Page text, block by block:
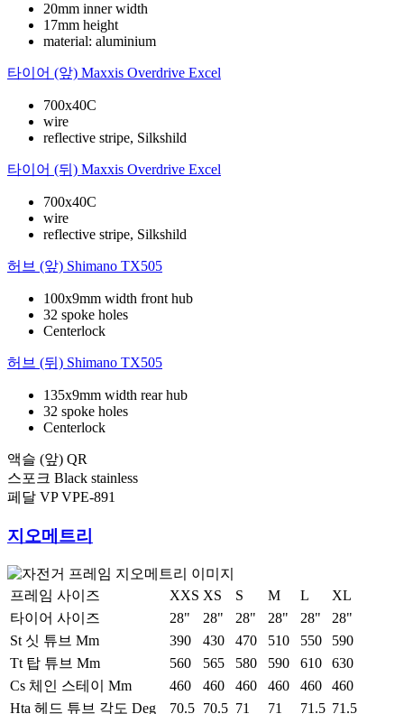
20mm inner width
17mm height
material: aluminium
타이어 (앞) Maxxis Overdrive Excel
700x40C
wire
reflective stripe, Silkshild
타이어 (뒤) Maxxis Overdrive Excel
700x40C
wire
reflective stripe, Silkshild
허브 (앞) Shimano TX505
100x9mm width front hub
32 spoke holes
Centerlock
허브 (뒤) Shimano TX505
135x9mm width rear hub
32 spoke holes
Centerlock
액슬 (앞) QR
스포크 Black stainless
페달 VP VPE-891
지오메트리
프레임 사이즈 XXS XS S M L
XL
타이어 사이즈
28" 28" 28" 28" 28"
28"
St 싯 튜브 Mm
390 430 470 510 550
590
Tt 탑 튜브 Mm
560 565 580 590 610
630
Cs 체인 스테이 Mm
460 460 460 460 460
460
Hta 헤드 튜브 각도 Deg
70.5 70.5 71 71 71.5 71.5